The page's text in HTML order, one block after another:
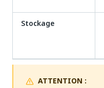
Stockage
ATTENTION :